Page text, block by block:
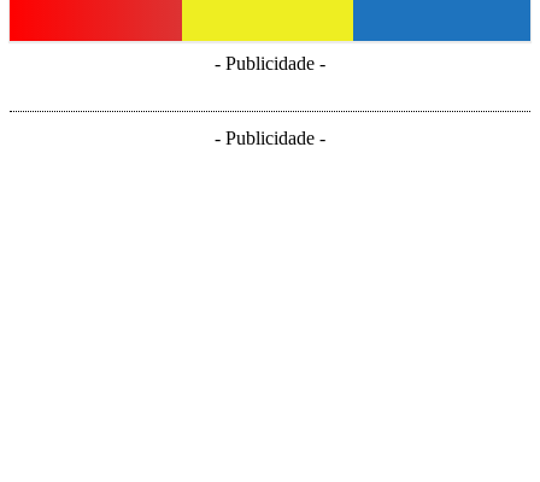
- Publicidade -
- Publicidade -